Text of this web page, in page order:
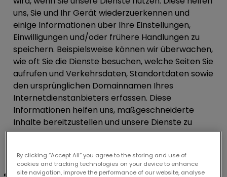
uns, Sie und Ihr Gerät wiederzuerkennen und
einige Informationen über Ihre Einstellungen,
Einwilligungen und/oder frühere Handlungen zu
speichern. Beispielsweise können wir überwachen,
wie oft Sie die Dienste besuchen, welche Seiten Sie
aufrufen und Verkehrsdaten, Standortdaten sowie
den ursprünglichen Domainnamen Ihres
Internetdienstanbieters erfassen. Diese
Informationen helfen uns, maßgeschneiderte
Inhalte bereitzustellen und unsere Dienste zu
verbessern. Einige dieser Daten werden
wir Sie nicht persönlich identifizieren können.
Pixel:Im Gegensatz zu einem Cookie, das auf
By clicking “Accept All” you agree to the storing and use of
cookies and tracking technologies on your device to enhance
site navigation, improve the performance of our website, analyse